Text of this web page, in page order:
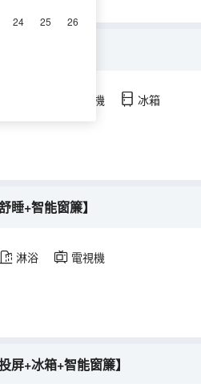
24 25 26
電視機 冰箱
睡+智能窗簾】
淋浴 電視機
屏+冰箱+智能窗簾】